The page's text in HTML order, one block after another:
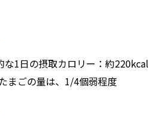
な1日の摂取カロリー：約220kcal
まごの量は、1/4個弱程度